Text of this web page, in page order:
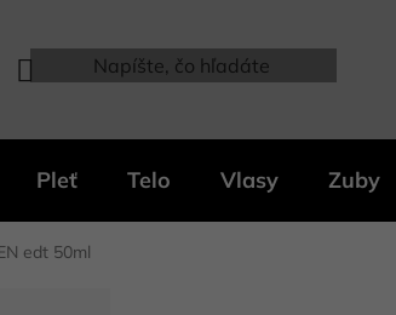
Pleť Telo Vlasy Zuby
edt 50ml